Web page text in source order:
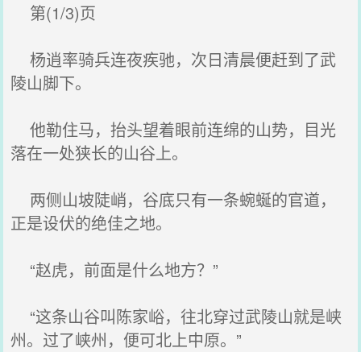
第(1/3)页
杨逍率骑兵连夜疾驰，次日清晨便赶到了武
陵山脚下。
他勒住马，抬头望着眼前连绵的山势，目光
落在一处狭长的山谷上。
两侧山坡陡峭，谷底只有一条蜿蜒的官道，
正是设伏的绝佳之地。
“赵虎，前面是什么地方？”
“这条山谷叫陈家峪，往北穿过武陵山就是峡
州。过了峡州，便可北上中原。”